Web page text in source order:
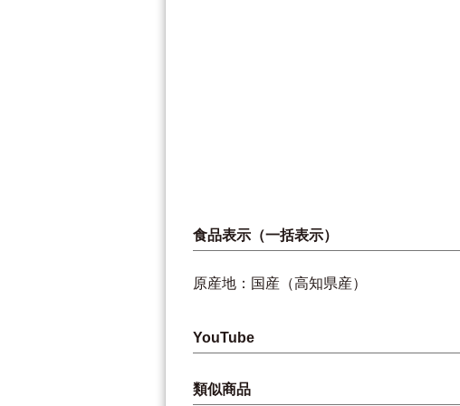
食品表示（一括表示）
原産地：国産（高知県産）
YouTube
類似商品